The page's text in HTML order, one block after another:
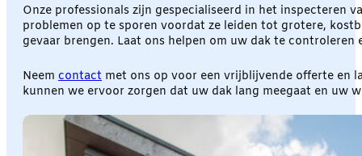
Onze professionals zijn gespecialiseerd in het inspecteren
problemen op te sporen voordat ze leiden tot grotere,
gevaar brengen. Laat ons helpen om uw dak te
Neem contact met ons op voor een vrijblijvende offerte en
kunnen we ervoor zorgen dat uw dak lang meegaat en uw